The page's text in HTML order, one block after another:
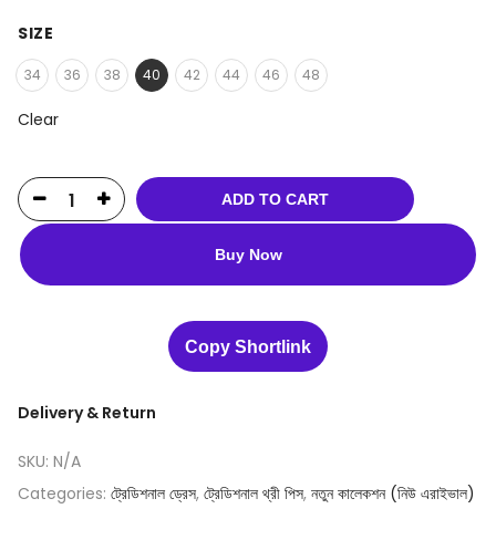
SIZE
34 36 38 40 42 44 46 48
Clear
ADD TO CART
Buy Now
Copy Shortlink
Delivery & Return
SKU: N/A
Categories: ট্রেডিশনাল ড্রেস, ট্রেডিশনাল থ্রী পিস, নতুন কালেকশন (নিউ এরাইভাল)